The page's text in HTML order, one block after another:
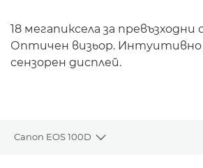
18 мегапиксела за превъзходни
Оптичен визьор. Интуитивно
сензорен дисплей.
Canon EOS 100D
Toggle breadcrumbs